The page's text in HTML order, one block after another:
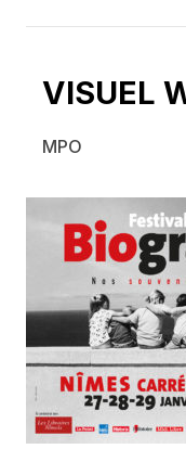
VISUEL
MPO
VISUEL